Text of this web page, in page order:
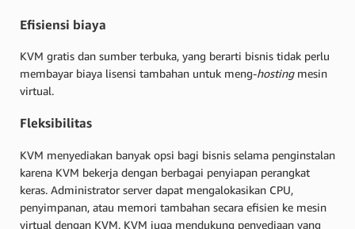
Efisiensi biaya
KVM gratis dan sumber terbuka, yang berarti bisnis tidak perlu
membayar biaya lisensi tambahan untuk meng-hostingmesin
virtual.
Fleksibilitas
KVM menyediakan banyak opsi bagi bisnis selama penginstalan
karena KVM bekerja dengan berbagai penyiapan perangkat
keras. Administrator server dapat mengalokasikan CPU,
penyimpanan, atau memori tambahan secara efisien ke mesin
virtual dengan KVM. KVM juga mendukung penyediaan yang